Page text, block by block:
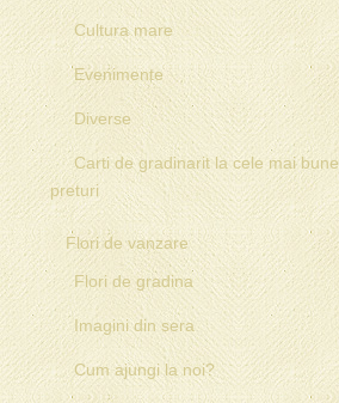
Cultura mare
Evenimente
Diverse
Carti de gradinarit la cele mai bune
preturi
Flori de vanzare
Flori de gradina
Imagini din sera
Cum ajungi la noi?